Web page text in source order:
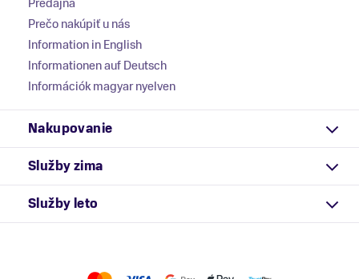
Predajňa
Prečo nakúpiť u nás
Information in English
Informationen auf Deutsch
Információk magyar nyelven
Nakupovanie
Služby zima
Služby leto